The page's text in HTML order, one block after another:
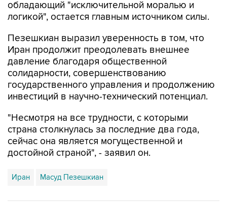
обладающий "исключительной моралью и
логикой", остается главным источником силы.
Пезешкиан выразил уверенность в том, что
Иран продолжит преодолевать внешнее
давление благодаря общественной
солидарности, совершенствованию
государственного управления и продолжению
инвестиций в научно-технический потенциал.
"Несмотря на все трудности, с которыми
страна столкнулась за последние два года,
сейчас она является могущественной и
достойной страной", - заявил он.
Иран Масуд Пезешкиан